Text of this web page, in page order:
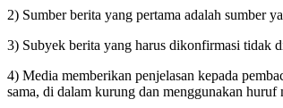
2) Sumber berita yang pertama adalah sumber
3) Subyek berita yang harus dikonfirmasi tidak
4) Media memberikan penjelasan kepada
sama, di dalam kurung dan menggunakan huruf